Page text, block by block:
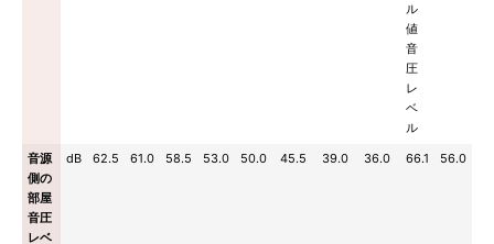
ル
値
音
圧
レ
ベ
ル
音源
側の
部屋
音圧
レベ
dB 62.5 61.0 58.5 53.0 50.0 45.5 39.0 36.0 66.1 56.0